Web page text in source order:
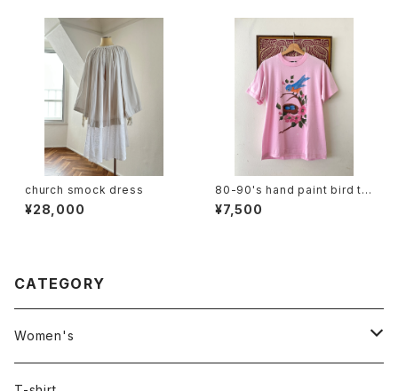
church smock dress
¥28,000
80-90's hand paint bird te
e
¥7,500
CATEGORY
Women's